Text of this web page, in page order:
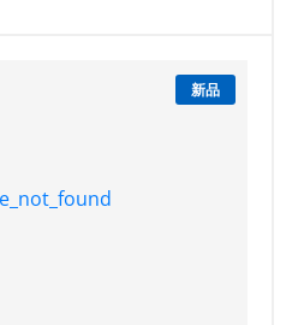
新品